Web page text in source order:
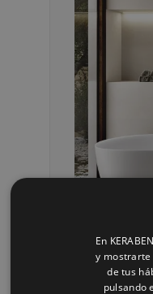
En
y
de tus
pulsando